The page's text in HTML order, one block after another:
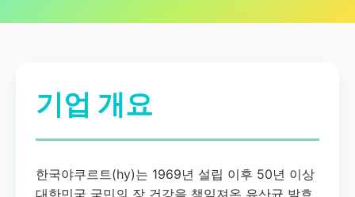
기업 개요
한국야쿠르트(hy)는 1969년 설립 이후 50년 이상
대한민국 국민의 장 건강을 책임져온 유산균 발효